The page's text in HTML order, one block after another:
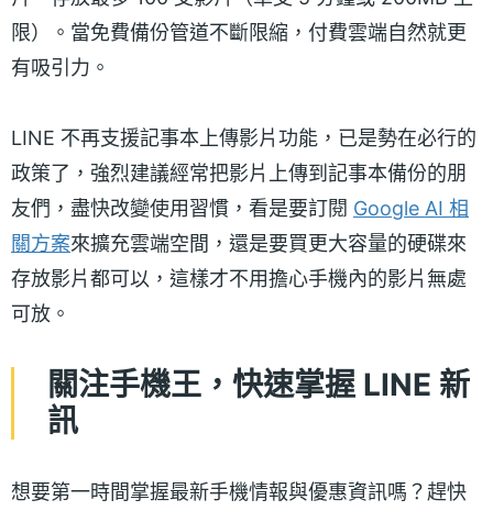
限）。當免費備份管道不斷限縮，付費雲端自然就更
有吸引力。
LINE 不再支援記事本上傳影片功能，已是勢在必行的
政策了，強烈建議經常把影片上傳到記事本備份的朋
友們，盡快改變使用習慣，看是要訂閱 Google AI 相
關方案來擴充雲端空間，還是要買更大容量的硬碟來
存放影片都可以，這樣才不用擔心手機內的影片無處
可放。
關注手機王，快速掌握 LINE 新
訊
想要第一時間掌握最新手機情報與優惠資訊嗎？趕快